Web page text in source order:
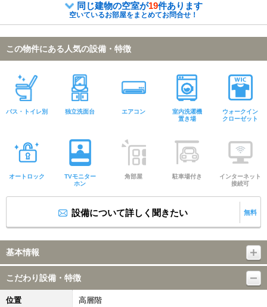
同じ建物の空室が19件あります
空いているお部屋をまとめてお問合せ！
この物件にある人気の設備・特徴
バス・トイレ別 独立洗面台 エアコン
室内洗濯機
置き場
ウォークイン
クローゼット
オートロック
TVモニター
ホン
角部屋 駐車場付き
インターネット
接続可
設備について詳しく聞きたい 無料
基本情報
こだわり設備・特徴
位置 高層階